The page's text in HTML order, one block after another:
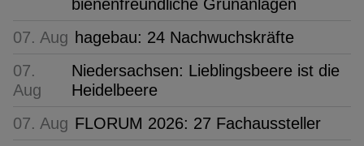
bienenfreundliche Grünanlagen
07. Aug hagebau: 24 Nachwuchskräfte
07.
Aug
Niedersachsen: Lieblingsbeere ist die
Heidelbeere
07. Aug FLORUM 2026: 27 Fachaussteller